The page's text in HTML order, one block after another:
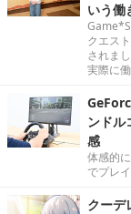
いう働
クエス
されま
実際に
ンドル
感
体感的
でプレ
クーデ